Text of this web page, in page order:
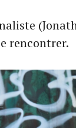
rencontrer.